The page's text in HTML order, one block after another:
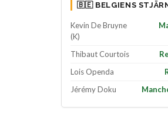
🇧🇪 BELGIENS
Kevin De Bruyne
(K)
Thibaut Courtois
Lois Openda
Jérémy Doku